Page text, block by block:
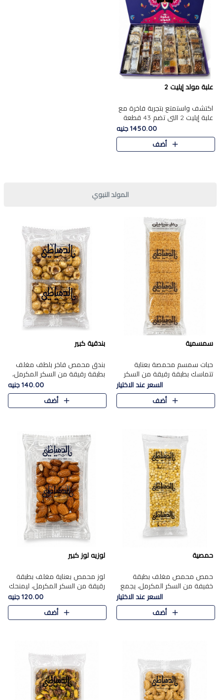
علبة مولد إيليت 2
اكتشف واستمتع بتجربة فاخرة مع
علبة إيليت 2 التي تضم 43 قطعة
تشكيلة من أرقى حلويات المولد
الشرقية المصرية الأصيلة ,معروضة
بشكل جميل في علبة أ..
1450.00 جنيه
أضف
المولد النبوي
سمسمية
حبات سمسم محمصة بعناية
تتماسك بطبقة رقيقة من السكر
المكرمل، لتقدم طعم السمسم
المميز وقرمشتة التي ارتبطت ببهجة
المولد عبر الأجيال.
السعر عند الاختيار
أضف
بندقية كبير
بندق محمص فاخر بلطف مغلف
بطبقة رقيقة من السكر المكرمل،
يجمع بين النكهة الغنية ناتي
والقرمشة الراقية المرضية في
حلوى شرقية أنيقه بطابع مميز.
140.00 جنيه
أضف
حمصية
حمص محمص مغلف بطبقة
خفيفة من السكر المكرمل، يجمع
بين القرمشة المميزة والطعم
الشرقي الأصيل في واحدة من أشهر
حلويات الموسم.
السعر عند الاختيار
أضف
لوزيه لوز كبير
لوز محمص بعناية مغلف بطبقة
رقيقة من السكر المكرمل، ليمنحك
قرمشة راقية ونكهة غنية تبرز
فخامة اللوز في كل قطعة.
120.00 جنيه
أضف